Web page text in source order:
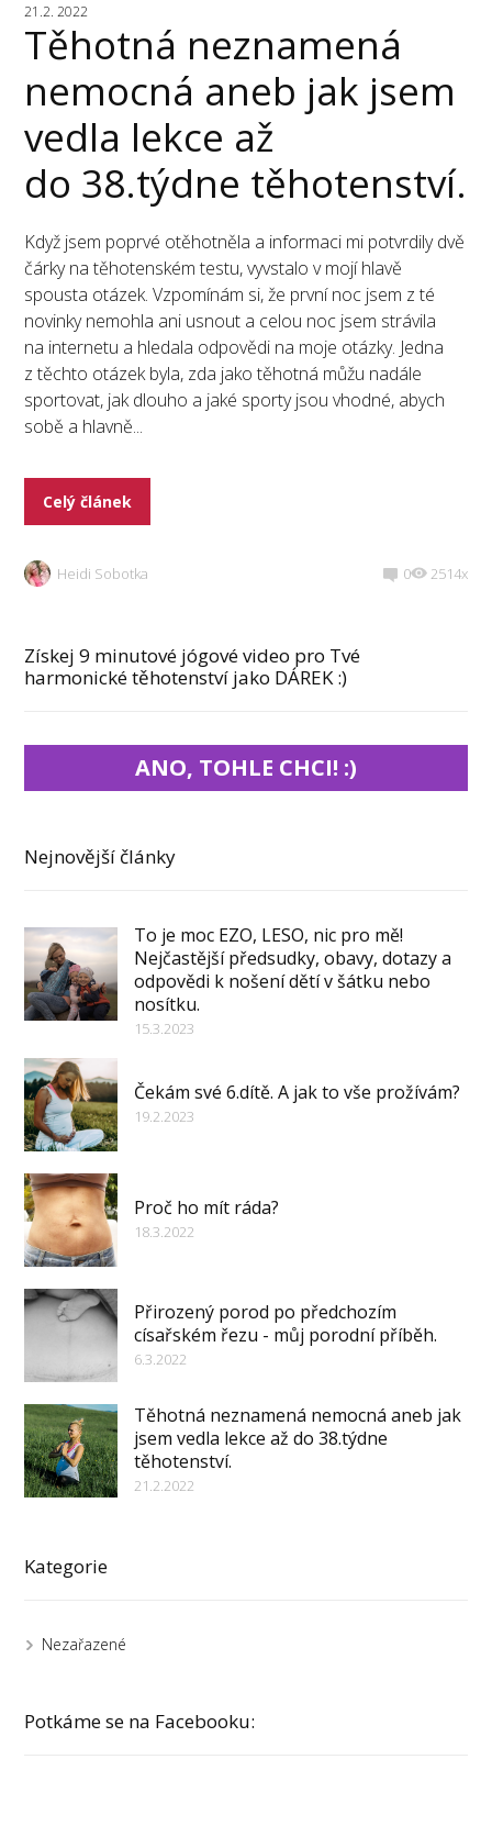
21.2. 2022
Těhotná neznamená
nemocná aneb jak jsem
vedla lekce až
do 38.týdne těhotenství.
Když jsem poprvé otěhotněla a informaci mi potvrdily dvě
čárky na těhotenském testu, vyvstalo v mojí hlavě
spousta otázek. Vzpomínám si, že první noc jsem z té
novinky nemohla ani usnout a celou noc jsem strávila
na internetu a hledala odpovědi na moje otázky. Jedna
z těchto otázek byla, zda jako těhotná můžu nadále
sportovat, jak dlouho a jaké sporty jsou vhodné, abych
sobě a hlavně...
Celý článek
Heidi Sobotka 0 2514x
Získej 9 minutové jógové video pro Tvé
harmonické těhotenství jako DÁREK :)
ANO, TOHLE CHCI! :)
Nejnovější články
To je moc EZO, LESO, nic pro mě!
Nejčastější předsudky, obavy, dotazy a
odpovědi k nošení dětí v šátku nebo
nosítku.
15.3.2023
Čekám své 6.dítě. A jak to vše prožívám?
19.2.2023
Proč ho mít ráda?
18.3.2022
Přirozený porod po předchozím
císařském řezu - můj porodní příběh.
6.3.2022
Těhotná neznamená nemocná aneb jak
jsem vedla lekce až do 38.týdne
těhotenství.
21.2.2022
Kategorie
Nezařazené
Potkáme se na Facebooku: